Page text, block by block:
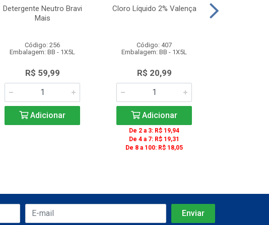
Detergente Neutro Bravi
Mais
Código: 256
Embalagem: BB - 1X5L
R$ 59,99
Adicionar
Cloro Líquido 2% Valença
Código: 407
Embalagem: BB - 1X5L
R$ 20,99
Adicionar
De 2 a 3: R$ 19,94
De 4 a 7: R$ 19,31
De 8 a 100: R$ 18,05